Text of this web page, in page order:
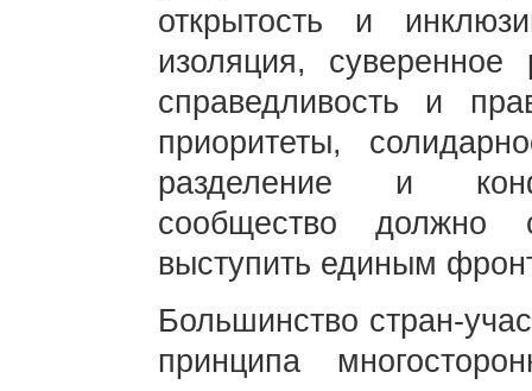
открытость и
изоляция, суверенное
справедливость и
приоритеты,
разделение и
сообщество должно
выступить единым
Большинство стран-
принципа